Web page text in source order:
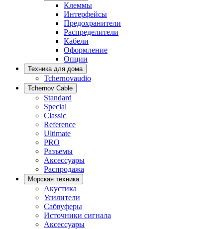
Клеммы
Интерфейсы
Предохранители
Распределители
Кабели
Оформление
Опции
Техника для дома
Tchernovaudio
Tchernov Cable
Standard
Special
Classic
Reference
Ultimate
PRO
Разъемы
Аксессуары
Распродажа
Морская техника
Акустика
Усилители
Сабвуферы
Источники сигнала
Аксессуары